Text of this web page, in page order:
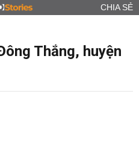
CHIA SẺ
Thắng, huyện